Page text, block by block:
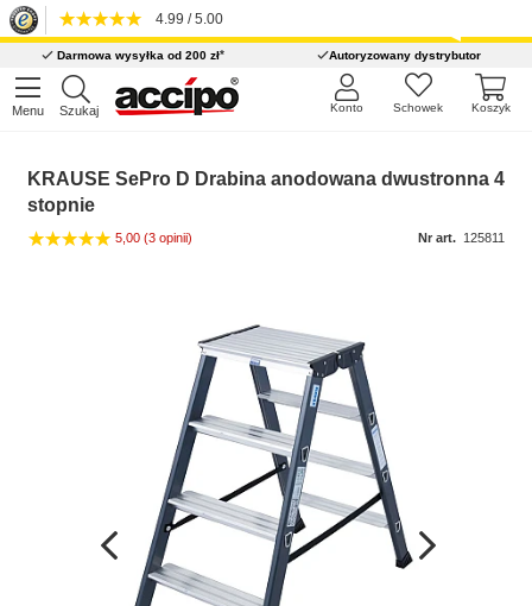
4.99 / 5.00
Darmowa wysyłka od 200 zł* Autoryzowany dystrybutor
Menu Szukaj Koszyk
Schowek
Konto
KRAUSE SePro D Drabina anodowana dwustronna 4
stopnie
5,00 (3 opinii) Nr art. 125811
Wcześniejsza